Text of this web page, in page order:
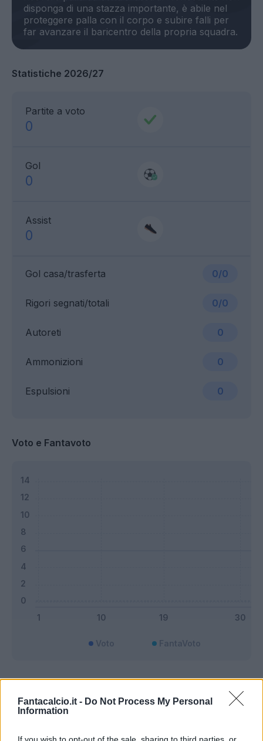
Fantacalcio.it - Do Not Process My Personal
Information
If you wish to opt-out of the sale, sharing to third parties, or
disponga di una stazza importante, è abile nel
proteggere palla con il corpo e subire falli per
Statistiche 2026/27
Partite a voto
0
Gol
0
Assist
0
Gol casa/trasferta 0/0
Ammonizioni 0
Rigori segnati/totali 0/0
Espulsioni 0
Autoreti 0
Voto e Fantavoto
Voto FantaVoto